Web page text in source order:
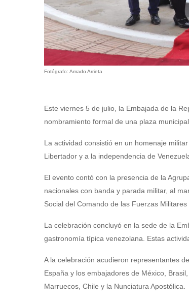
Fotógrafo: Amado Arrieta
Este viernes 5 de julio, la Embajada de la
nombramiento formal de una plaza
La actividad consistió en un homenaje
Libertador y a la independencia de
El evento contó con la presencia de la
nacionales con banda y parada militar, al
Social del Comando de las Fuerzas Militares
La celebración concluyó en la sede de la
gastronomía típica venezolana. Estas
A la celebración acudieron representantes
España y los embajadores de México,
Marruecos, Chile y la Nunciatura Apostólica.